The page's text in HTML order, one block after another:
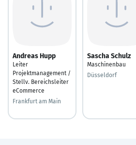
Andreas Hupp
Leiter
Projektmanagement /
Stellv. Bereichsleiter
eCommerce
Frankfurt am Main
Sascha Schulz
Maschinenbau
Düsseldorf